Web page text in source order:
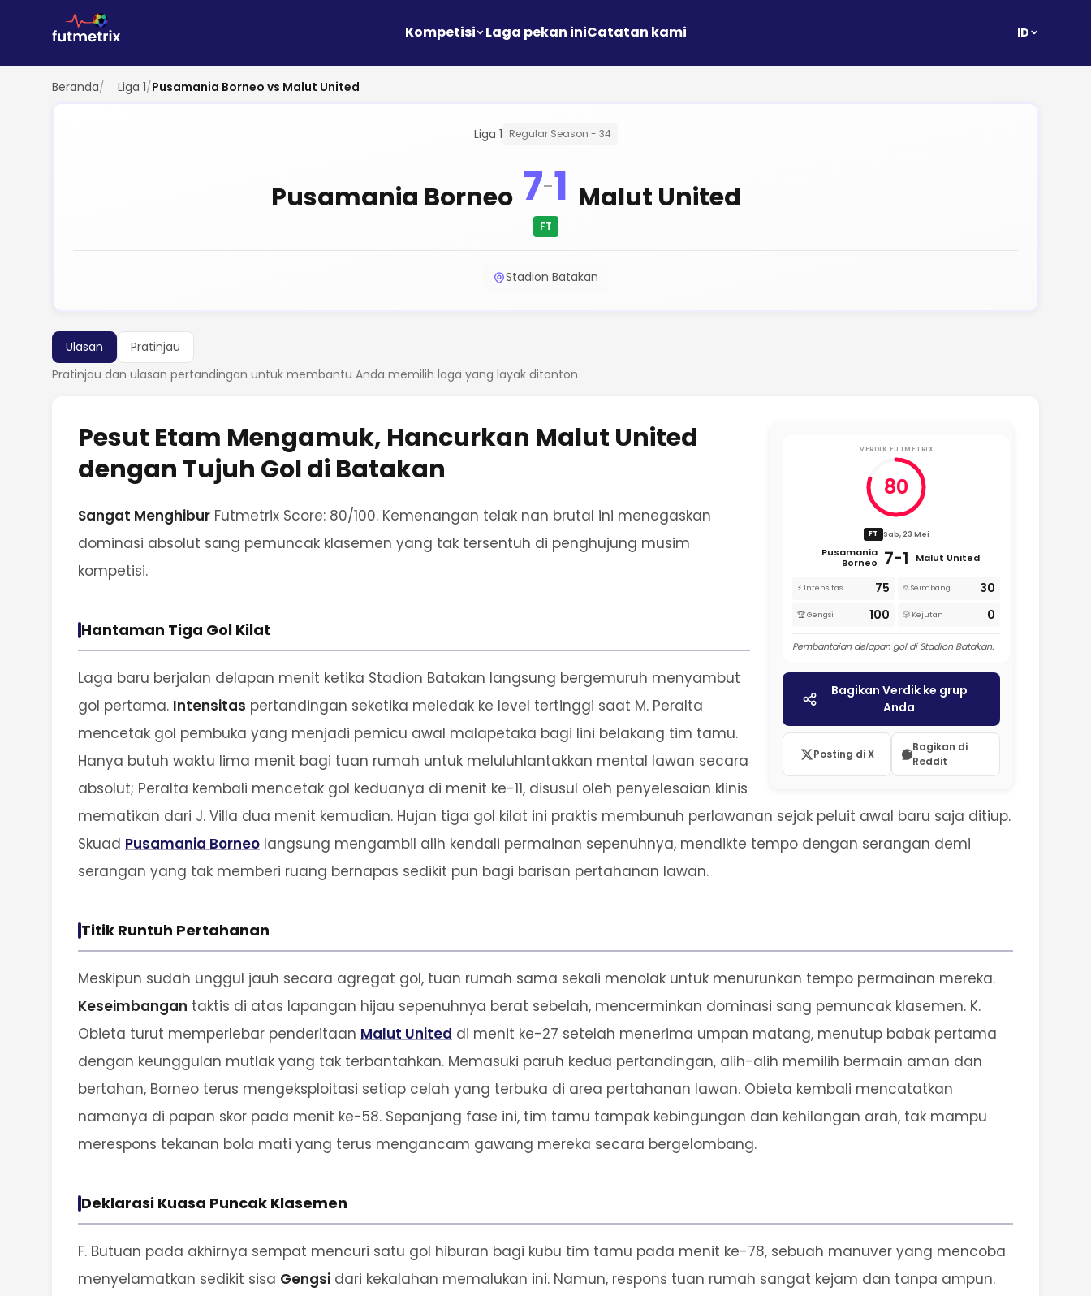
Kompetisi Laga pekan iniCatatan kami ID
Beranda/ Liga 1/Pusamania Borneo vs Malut United
Liga 1 Regular Season - 34
Pusamania Borneo 7-1
FT
Malut United
Stadion Batakan
Ulasan
Pratinjau
Pratinjau dan ulasan pertandingan untuk membantu Anda memilih laga yang layak ditonton
VERDIK FUTMETRIX
80
FT Sab, 23 Mei
Pusamania
Borneo
7-1 Malut United
⚡ Intensitas 75 ⚖️ Seimbang 30
🏆 Gengsi 100 🎲 Kejutan 0
Pembantaian delapan gol di Stadion Batakan.
Bagikan Verdik ke grup
Anda
Posting di X
Bagikan di
Reddit
Pesut Etam Mengamuk, Hancurkan Malut United
dengan Tujuh Gol di Batakan
Sangat Menghibur Futmetrix Score: 80/100. Kemenangan telak nan brutal ini menegaskan
dominasi absolut sang pemuncak klasemen yang tak tersentuh di penghujung musim
kompetisi.
Hantaman Tiga Gol Kilat
Laga baru berjalan delapan menit ketika Stadion Batakan langsung bergemuruh menyambut
gol pertama. Intensitas pertandingan seketika meledak ke level tertinggi saat M. Peralta
mencetak gol pembuka yang menjadi pemicu awal malapetaka bagi lini belakang tim tamu.
Hanya butuh waktu lima menit bagi tuan rumah untuk meluluhlantakkan mental lawan secara
absolut; Peralta kembali mencetak gol keduanya di menit ke-11, disusul oleh penyelesaian klinis
mematikan dari J. Villa dua menit kemudian. Hujan tiga gol kilat ini praktis membunuh perlawanan sejak peluit awal baru saja ditiup.
Skuad Pusamania Borneo langsung mengambil alih kendali permainan sepenuhnya, mendikte tempo dengan serangan demi
serangan yang tak memberi ruang bernapas sedikit pun bagi barisan pertahanan lawan.
Titik Runtuh Pertahanan
Meskipun sudah unggul jauh secara agregat gol, tuan rumah sama sekali menolak untuk menurunkan tempo permainan mereka.
Keseimbangan taktis di atas lapangan hijau sepenuhnya berat sebelah, mencerminkan dominasi sang pemuncak klasemen. K.
Obieta turut memperlebar penderitaan Malut United di menit ke-27 setelah menerima umpan matang, menutup babak pertama
dengan keunggulan mutlak yang tak terbantahkan. Memasuki paruh kedua pertandingan, alih-alih memilih bermain aman dan
bertahan, Borneo terus mengeksploitasi setiap celah yang terbuka di area pertahanan lawan. Obieta kembali mencatatkan
namanya di papan skor pada menit ke-58. Sepanjang fase ini, tim tamu tampak kebingungan dan kehilangan arah, tak mampu
merespons tekanan bola mati yang terus mengancam gawang mereka secara bergelombang.
Deklarasi Kuasa Puncak Klasemen
F. Butuan pada akhirnya sempat mencuri satu gol hiburan bagi kubu tim tamu pada menit ke-78, sebuah manuver yang mencoba
menyelamatkan sedikit sisa Gengsi dari kekalahan memalukan ini. Namun, respons tuan rumah sangat kejam dan tanpa ampun.